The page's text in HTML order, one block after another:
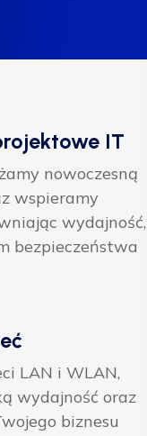
IT
nowoczesną
wspieramy
wydajność,
bezpieczeństwa
LAN i WLAN,
wydajność oraz
biznesu